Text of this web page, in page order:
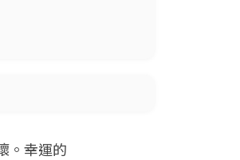
。幸運的